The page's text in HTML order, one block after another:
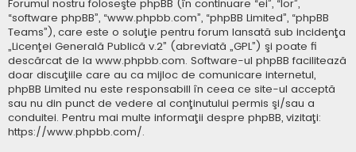
Forumul nostru foloseşte phpBB (în continuare “ei”, “lor”,
“software phpBB”, “www.phpbb.com”, “phpBB Limited”, “phpBB
Teams”), care este o soluţie pentru forum lansată sub incidenţa
„Licenţei Generală Publică v.2” (abreviată „GPL”) şi poate fi
descărcat de la www.phpbb.com. Software-ul phpBB facilitează
doar discuţiile care au ca mijloc de comunicare internetul,
phpBB Limited nu este responsabill în ceea ce site-ul acceptă
sau nu din punct de vedere al conţinutului permis şi/sau a
conduitei. Pentru mai multe informaţii despre phpBB, vizitaţi:
https://www.phpbb.com/.